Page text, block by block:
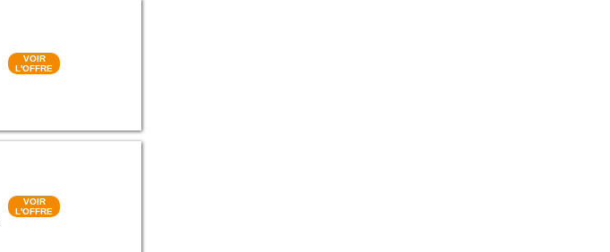
VOIR
L'OFFRE
VOIR
L'OFFRE